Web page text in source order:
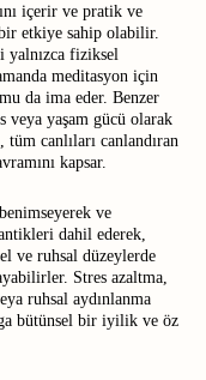
içerir ve pratik ve
etkiye sahip olabilir.
yalnızca fiziksel
meditasyon için
da ima eder. Benzer
veya yaşam gücü olarak
canlıları canlandıran
kapsar.
ve
dahil ederek,
ve ruhsal düzeylerde
Stres azaltma,
ruhsal aydınlanma
bütünsel bir iyilik ve öz